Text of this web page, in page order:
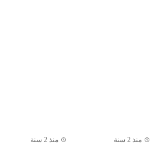
منذ 2 سنة منذ 2 سنة